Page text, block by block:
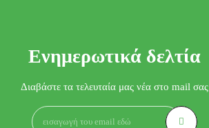
Ενημερωτικά δελτία
Διαβάστε τα τελευταία μας νέα στο mail σας